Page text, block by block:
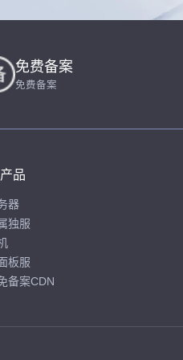
免费备案
免费备案
品
器
独服
板服
备案CDN